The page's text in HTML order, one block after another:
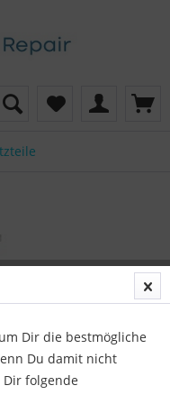
Dir die bestmögliche
Du damit nicht
folgende